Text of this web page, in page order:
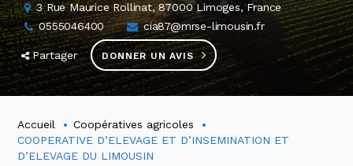
3 Rue Maurice Rollinat, 87000 Limoges, France
0555046400
cia87@mrse-limousin.fr
Partager DONNER UN AVIS
Accueil
Coopératives agricoles
COOPERATIVE D’ELEVAGE ET D’INSEMINATION ET
D’ELEVAGE DU LIMOUSIN